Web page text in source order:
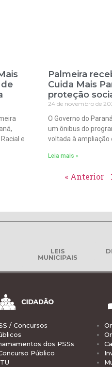
e
Palmeira
Cuida Mais
proteção
24 de novembro de
O Governo do
um ônibus do
voltada à ampliação
Leia mais »
« Anterior
LEIS
MUNICIPAIS
/ Concursos
dos PSSs
Público